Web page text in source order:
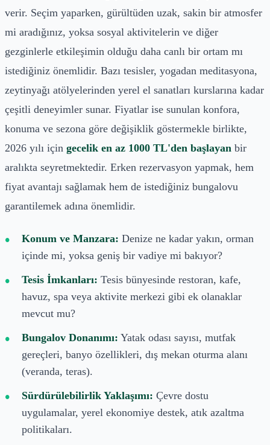
verir. Seçim yaparken, gürültüden uzak, sakin bir atmosfer
mi aradığınız, yoksa sosyal aktivitelerin ve diğer
gezginlerle etkileşimin olduğu daha canlı bir ortam mı
istediğiniz önemlidir. Bazı tesisler, yogadan meditasyona,
zeytinyağı atölyelerinden yerel el sanatları kurslarına kadar
çeşitli deneyimler sunar. Fiyatlar ise sunulan konfora,
konuma ve sezona göre değişiklik göstermekle birlikte,
2026 yılı için gecelik en az 1000 TL'den başlayan bir
aralıkta seyretmektedir. Erken rezervasyon yapmak, hem
fiyat avantajı sağlamak hem de istediğiniz bungalovu
garantilemek adına önemlidir.
Konum ve Manzara: Denize ne kadar yakın, orman
içinde mi, yoksa geniş bir vadiye mi bakıyor?
Tesis İmkanları: Tesis bünyesinde restoran, kafe,
havuz, spa veya aktivite merkezi gibi ek olanaklar
mevcut mu?
Bungalov Donanımı: Yatak odası sayısı, mutfak
gereçleri, banyo özellikleri, dış mekan oturma alanı
(veranda, teras).
Sürdürülebilirlik Yaklaşımı: Çevre dostu
uygulamalar, yerel ekonomiye destek, atık azaltma
politikaları.